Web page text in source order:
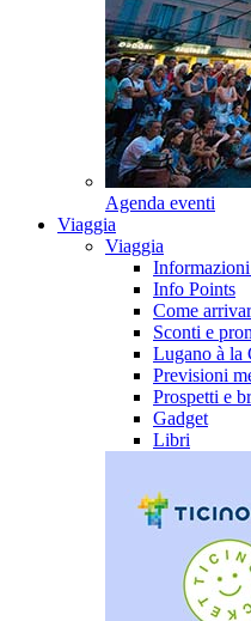
Agenda eventi
Viaggia
Viaggia
Info Points
Come
Sconti e
Lugano à la
Previsioni
Prospetti e
Gadget
Libri